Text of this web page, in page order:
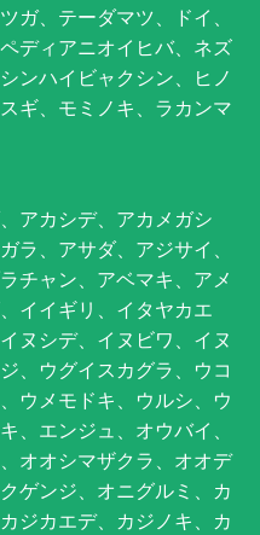
ガ、テーダマツ、ドイ、
ディアニオイヒバ、ネズ
ンハイビャクシン、ヒノ
ギ、モミノキ、ラカンマ
アカシデ、アカメガシ
ラ、アサダ、アジサイ、
チャン、アベマキ、アメ
イイギリ、イタヤカエ
ヌシデ、イヌビワ、イヌ
、ウグイスカグラ、ウコ
ウメモドキ、ウルシ、ウ
、エンジュ、オウバイ、
オオシマザクラ、オオデ
ゲンジ、オニグルミ、カ
ジカエデ、カジノキ、カ